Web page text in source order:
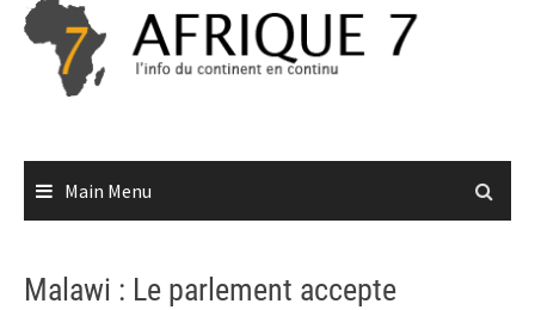
Skip
content
Main Menu
Malawi : Le parlement accepte